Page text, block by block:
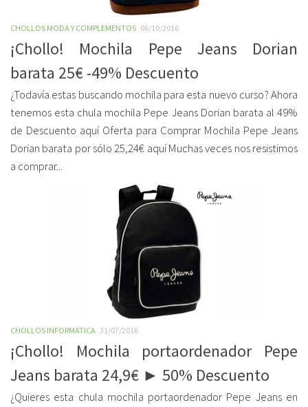
CHOLLOS MODA Y COMPLEMENTOS 06/10/2016
¡Chollo! Mochila Pepe Jeans Dorian
barata 25€ -49% Descuento
¿Todavía estas buscando mochila para esta nuevo curso? Ahora
tenemos esta chula mochila Pepe Jeans Dorian barata al 49%
de Descuento aquí Oferta para Comprar Mochila Pepe Jeans
Dorian barata por sólo 25,24€ aquí Muchas veces nos resistimos
a comprar...
CHOLLOS INFORMATICA 31/07/2016
¡Chollo! Mochila portaordenador Pepe
Jeans barata 24,9€ ► 50% Descuento
¿Quieres esta chula mochila portaordenador Pepe Jeans en